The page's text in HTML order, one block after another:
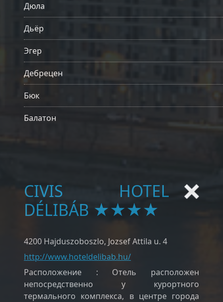
Дюла
Дьёр
Эгер
Дебрецен
Бюк
Балатон
CIVIS HOTEL
DÉLIBÁB ★★★★
4200 Hajduszoboszlo, Jozsef Attila u. 4
http://www.hoteldelibab.hu/
Расположение : Отель расположен
непосредственно у курортного
термального комплекса, в центре города